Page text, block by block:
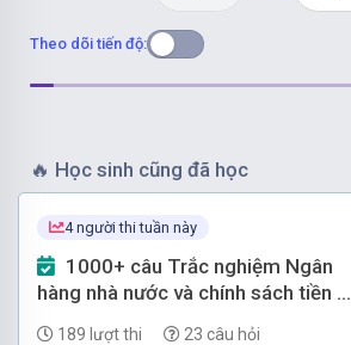
Theo dõi tiến độ:
🔥 Học sinh cũng đã học
4 người thi tuần này
hàng nhà nước và chính sách tiền tệ
189 lượt thi 23 câu hỏi